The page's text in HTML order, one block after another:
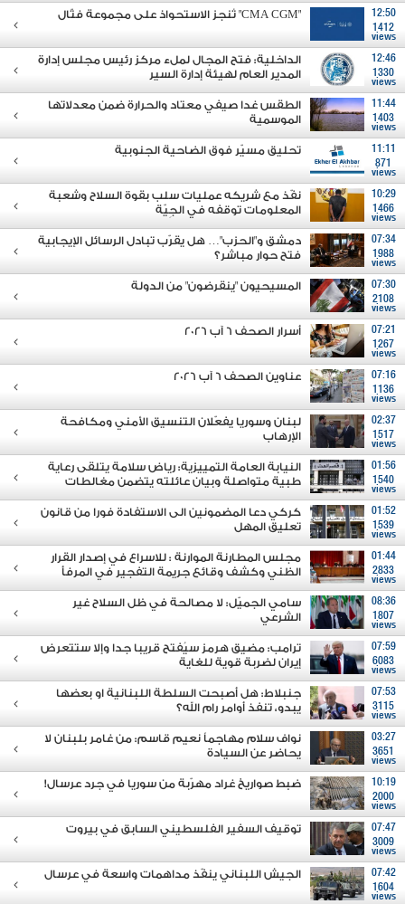
12:50
1412
views
"CMA CGM" تُنجز الاستحواذ على مجموعة فتّال
12:46
1330
views
الداخلية: فتح المجال لملء مركز رئيس مجلس إدارة
المدير العام لهيئة إدارة السير
11:44
1403
views
الطقس غدا صيفي معتاد والحرارة ضمن معدلاتها
الموسمية
11:11
871
views
تحليق مسيّر فوق الضاحية الجنوبية
10:29
1466
views
نفّذ مع شريكه عمليات سلب بقوة السلاح وشعبة
المعلومات توقفه في الجِيّة
07:34
1988
views
دمشق و"الحزب"… هل يقرّب تبادل الرسائل الإيجابية
فتح حوار مباشر؟
07:30
2108
views
المسيحيون "ينقرضون" من الدولة
07:21
1267
views
أسرار الصحف 6 آب 2026
07:16
1136
views
عناوين الصحف 6 آب 2026
02:37
1517
views
لبنان وسوريا يفعّلان التنسيق الأمني ومكافحة
الإرهاب
01:56
1540
views
النيابة العامة التمييزية: رياض سلامة يتلقى رعاية
طبية متواصلة وبيان عائلته يتضمن مغالطات
01:52
1539
views
كركي دعا المضمونين الى الاستفادة فورا من قانون
تعليق المهل
01:44
2833
views
مجلس المطارنة الموارنة : للاسراع في إصدار القرار
الظني وكشف وقائع جريمة التفجير في المرفأ
08:36
1807
views
سامي الجميّل: لا مصالحة في ظل السلاح غير
الشرعي
07:59
6083
views
ترامب: مضيق هرمز سيُفتح قريبا جدا وإلا ستتعرض
إيران لضربة قوية للغاية
07:53
3115
views
جنبلاط: هل أصبحت السلطة اللبنانية او بعضها
يبدو، تنفذ أوامر رام الله؟
03:27
3651
views
نواف سلام مهاجماً نعيم قاسم: من غامر بلبنان لا
يحاضر عن السيادة
10:19
2000
views
ضبط صواريخ غراد مهرّبة من سوريا في جرد عرسال!
07:47
3009
views
توقيف السفير الفلسطيني السابق في بيروت
07:42
1604
views
الجيش اللبناني ينفّذ مداهمات واسعة في عرسال